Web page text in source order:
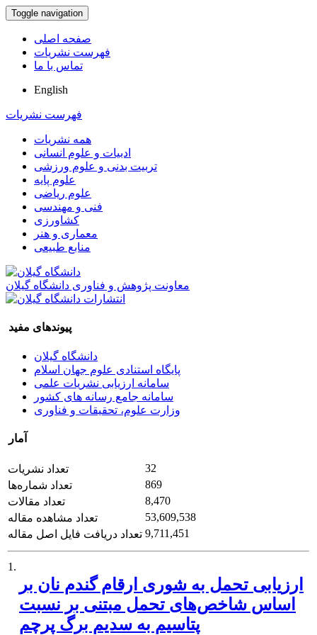
Toggle navigation
صفحه اصلی
فهرست نشریات
تماس با ما
English
فهرست نشریات
همه نشریات
ادبیات و علوم انسانی
تربیت بدنی و علوم ورزشی
علوم پایه
علوم ریاضی
فنی و مهندسی
کشاورزی
معماری و هنر
منابع طبیعی
معاونت پژوهش و فناوری دانشگاه گیلان
پیوندهای مفید
دانشگاه گیلان
پایگاه استنادی علوم جهان اسلام
سامانه ارزیابی نشریات علمی
سامانه جامع رسانه های کشور
وزارت علوم، تحقیقات و فناوری
آمار
تعداد نشریات
32
تعداد شماره‌ها
869
تعداد مقالات
8,470
تعداد مشاهده مقاله
53,609,538
تعداد دریافت فایل اصل مقاله 9,711,451
1.
ارزیابی تحمل به شوری ارقام گندم نان بر
اساس شاخص‌های تحمل مبتنی بر نسبت
پتاسیم به سدیم برگ پرچم